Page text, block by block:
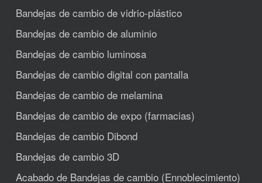
Bandejas de cambio de vidrio-plástico
Bandejas de cambio de aluminio
Bandejas de cambio luminosa
Bandejas de cambio digital con pantalla
Bandejas de cambio de melamina
Bandejas de cambio de expo (farmacias)
Bandejas de cambio Dibond
Bandejas de cambio 3D
Acabado de Bandejas de cambio (Ennoblecimiento)